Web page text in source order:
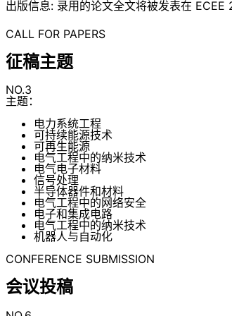
出版信息: 录用的论文全文将被发表在
CALL FOR PAPERS
征稿主题
NO.3
主题：
电力系统工程
可持续能源技术
可再生能源
电气工程中的纳米技术
电气电子材料
信号处理
半导体器件和材料
电气工程中的网络安全
电子和集成电路
电气工程中的纳米技术
机器人与自动化
CONFERENCE SUBMISSION
会议投稿